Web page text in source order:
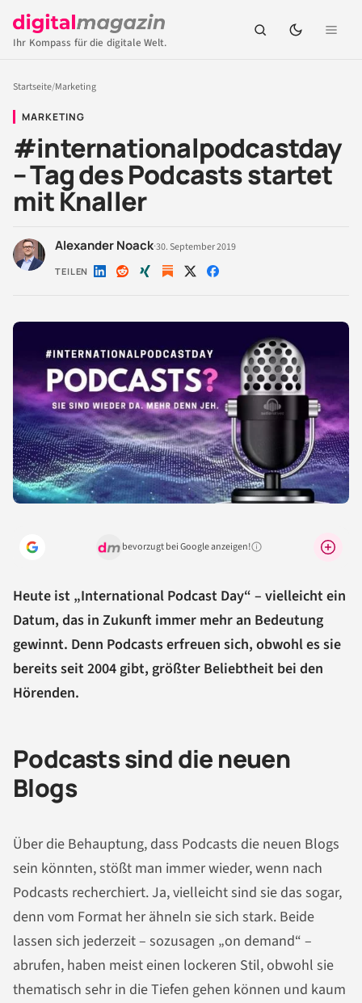
Ihr Kompass für die digitale Welt.
Startseite/Marketing
MARKETING
#internationalpodcastday
– Tag des Podcasts startet
mit Knaller
Alexander Noack·30. September 2019
TEILEN Auf Auf Auf Auf Auf
bevorzugt bei Google anzeigen!Warum lohnt sich das?
Heute ist „International Podcast Day“ – vielleicht ein
Datum, das in Zukunft immer mehr an Bedeutung
gewinnt. Denn Podcasts erfreuen sich, obwohl es sie
bereits seit 2004 gibt, größter Beliebtheit bei den
Hörenden.
Podcasts sind die neuen
Blogs
Über die Behauptung, dass Podcasts die neuen Blogs
sein könnten, stößt man immer wieder, wenn nach
Podcasts recherchiert. Ja, vielleicht sind sie das sogar,
denn vom Format her ähneln sie sich stark. Beide
lassen sich jederzeit – sozusagen „on demand“ –
abrufen, haben meist einen lockeren Stil, obwohl sie
thematisch sehr in die Tiefen gehen können und kaum